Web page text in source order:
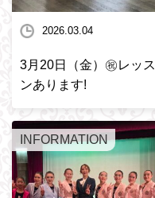
2026.03.04
3月20日（金）㊗️レッス
ンあります!
INFORMATION